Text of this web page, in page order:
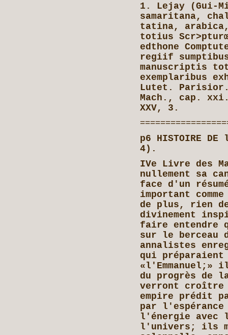
1. Lejay (Gui-
samaritana,
tatina,
totius
edthone
regiif
manuscriptis
exemplaribus
Lutet.
Mach., cap.
XXV, 3.
p6 HISTOIRE DE
4).
IVe Livre des
nullement sa
face d'un
important
de plus, rien
divinement
faire entendre
sur le
annalistes
qui préparaient
«l'Emmanuel;»
du progrès de
verront croître
empire prédit
par l'espérance
l'énergie avec
l'univers; ils